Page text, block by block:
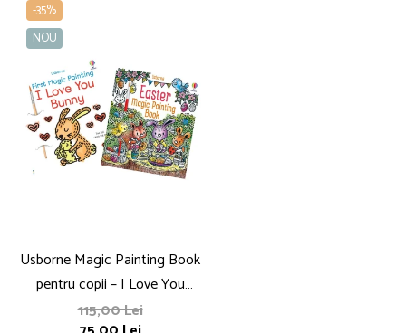
-35%
NOU
Usborne Magic Painting Book
pentru copii – I Love You
Bunny / Easter Magic
115,00 Lei